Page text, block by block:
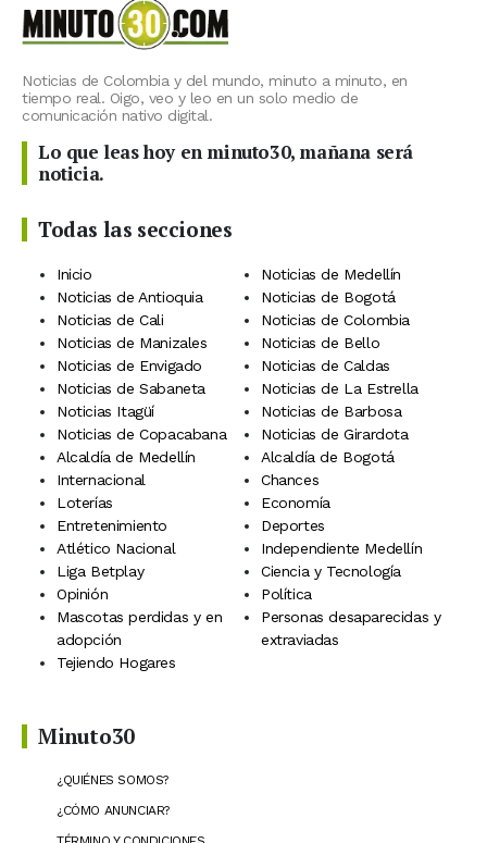
Noticias de Colombia y del mundo, minuto a minuto, en
tiempo real. Oigo, veo y leo en un solo medio de
comunicación nativo digital.
Lo que leas hoy en minuto30, mañana será
noticia.
Todas las secciones
Inicio
Noticias de Medellín
Noticias de Antioquia
Noticias de Bogotá
Noticias de Cali
Noticias de Colombia
Noticias de Manizales
Noticias de Bello
Noticias de Envigado
Noticias de Caldas
Noticias de Sabaneta
Noticias de La Estrella
Noticias Itagüí
Noticias de Barbosa
Noticias de Copacabana
Noticias de Girardota
Alcaldía de Medellín
Alcaldía de Bogotá
Internacional
Chances
Loterías
Economía
Entretenimiento
Deportes
Atlético Nacional
Independiente Medellín
Liga Betplay
Ciencia y Tecnología
Opinión
Política
Mascotas perdidas y en
adopción
Personas desaparecidas y
extraviadas
Tejiendo Hogares
Minuto30
¿QUIÉNES SOMOS?
¿CÓMO ANUNCIAR?